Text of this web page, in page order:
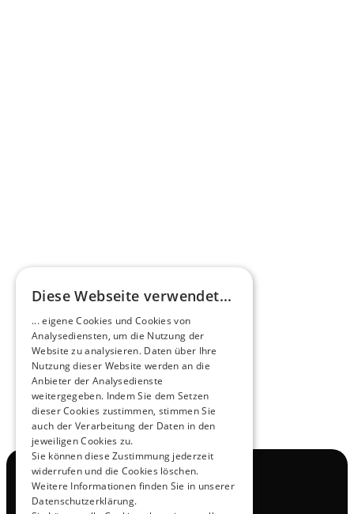
HEERO
Mehr erfahren
View All
Navigation
Diese Webseite verwendet...
... eigene Cookies und Cookies von
Analysediensten, um die Nutzung der
Website zu analysieren. Daten über Ihre
Nutzung dieser Website werden an die
Anbieter der Analysedienste
weitergegeben. Indem Sie dem Setzen
dieser Cookies zustimmen, stimmen Sie
auch der Verarbeitung der Daten in den
jeweiligen Cookies zu.
Sie können diese Zustimmung jederzeit
widerrufen und die Cookies löschen.
Weitere Informationen finden Sie in unserer
Datenschutzerklärung.